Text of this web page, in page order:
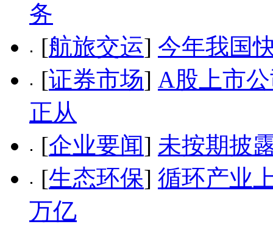
务
[航旅交运] 今年我国
[证券市场] A股上市
正从
[企业要闻] 未按期披
[生态环保] 循环产业
万亿